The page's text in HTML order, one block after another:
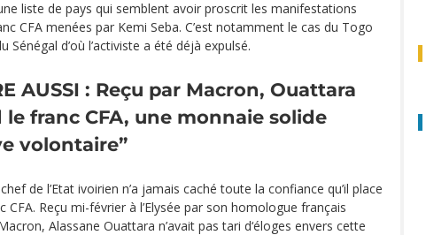
liste de pays qui semblent avoir proscrit les manifestations
CFA menées par Kemi Seba. C’est notamment le cas du Togo
Sénégal d’où l’activiste a été déjà expulsé.
AUSSI : Reçu par Macron, Ouattara
franc CFA, une monnaie solide
volontaire”
chef de l’Etat ivoirien n’a jamais caché toute la confiance qu’il place
CFA. Reçu mi-février à l’Elysée par son homologue français
Alassane Ouattara n’avait pas tari d‘éloges envers cette